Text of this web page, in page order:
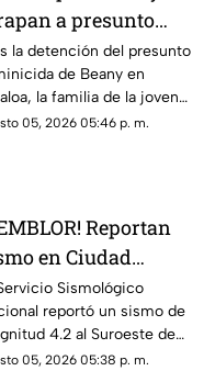
a presunto
en Sinaloa
investigar red
complicidad
la detención del presunto
de Beany en
la familia de la joven
la pena máxima y
05, 2026 05:46 p. m.
Reportan
en Ciudad
Chiapas, hoy 5
agosto del 2026
Sismológico
reportó un sismo de
4.2 al Suroeste de
Hidalgo, Chiapas. Aquí
05, 2026 05:38 p. m.